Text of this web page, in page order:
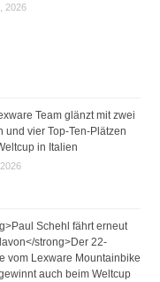
2026
Team glänzt mit zwei
und vier Top-Ten-Plätzen
in Italien
Schehl fährt erneut
strong>Der 22-
vom Lexware Mountainbike
auch beim Weltcup